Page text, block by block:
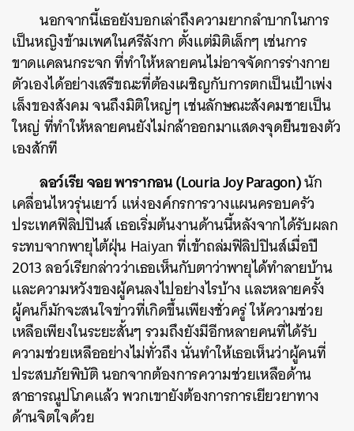
นอกจากนี้เธอยังบอกเล่าถึงความยากลำบากในการ
เป็นหญิงข้ามเพศในศรีลังกา ตั้งแต่มิติเล็กๆ เช่นการ
ขาดแคลนกระจก ที่ทำให้หลายคนไม่อาจจัดการร่างกาย
ตัวเองได้อย่างเสรีขณะที่ต้องเผชิญกับการตกเป็นเป้าเพ่ง
เล็งของสังคม จนถึงมิติใหญ่ๆ เช่นลักษณะสังคมชายเป็น
ใหญ่ ที่ทำให้หลายคนยังไม่กล้าออกมาแสดงจุดยืนของตัว
เองสักที
ลอว์เรีย จอย พารากอน (Louria Joy Paragon)นัก
เคลื่อนไหวรุ่นเยาว์ แห่งองค์กรการวางแผนครอบครัว
ประเทศฟิลิปปินส์ เธอเริ่มต้นงานด้านนี้หลังจากได้รับผลก
ระทบจากพายุไต้ฝุ่น Haiyan ที่เข้าถล่มฟิลิปปินส์เมื่อปี
2013 ลอว์เรียกล่าวว่าเธอเห็นกับตาว่าพายุได้ทำลายบ้าน
และความหวังของผู้คนลงไปอย่างไรบ้าง และหลายครั้ง
ผู้คนก็มักจะสนใจข่าวที่เกิดขึ้นเพียงชั่วครู่ ให้ความช่วย
เหลือเพียงในระยะสั้นๆ รวมถึงยังมีอีกหลายคนที่ได้รับ
ความช่วยเหลืออย่างไม่ทั่วถึง นั่นทำให้เธอเห็นว่าผู้คนที่
ประสบภัยพิบัติ นอกจากต้องการความช่วยเหลือด้าน
สาธารณูปโภคแล้ว พวกเขายังต้องการการเยียวยาทาง
ด้านจิตใจด้วย